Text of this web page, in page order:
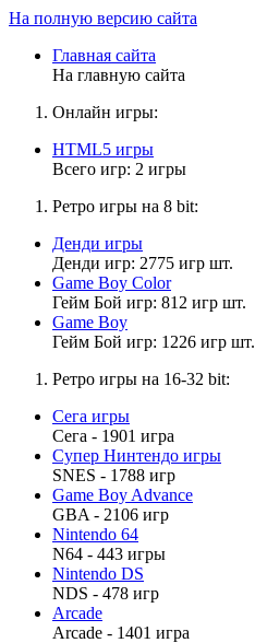
На полную версию сайта
Главная сайта
На главную сайта
Онлайн игры:
HTML5 игры
Всего игр: 2 игры
Ретро игры на 8 bit:
Денди игры
Денди игр: 2775 игр шт.
Game Boy Color
Гейм Бой игр: 812 игр шт.
Game Boy
Гейм Бой игр: 1226 игр шт.
Ретро игры на 16-32 bit:
Сега игры
Сега - 1901 игра
Супер Нинтендо игры
SNES - 1788 игр
Game Boy Advance
GBA - 2106 игр
Nintendo 64
N64 - 443 игры
Nintendo DS
NDS - 478 игр
Arcade
Arcade - 1401 игра